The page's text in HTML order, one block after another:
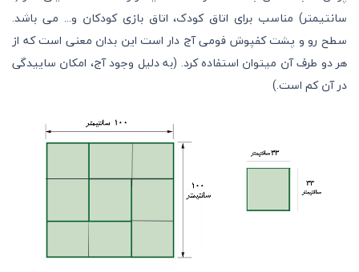
سانتیمتر) مناسب برای اتاق کودک، اتاق بازی کودکان و... می باشد.
سطح رو و پشت کفپوش فومی آج دار است این بدان معنی است که از
هر دو طرف آن میتوان استفاده کرد. (به دلیل وجود آج، امکان ساییدگی
در آن کم است.)